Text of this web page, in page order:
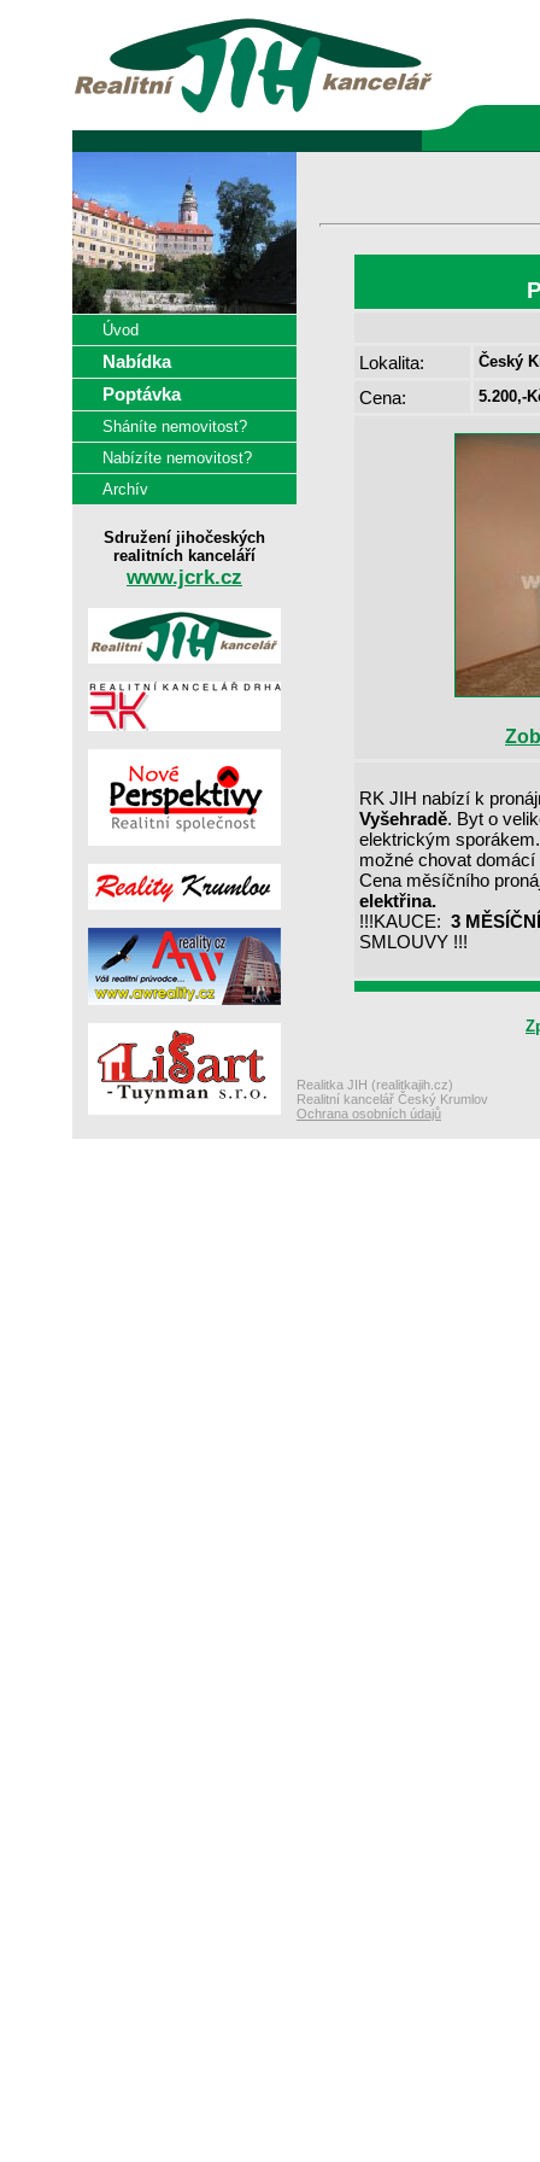
Úvod
Nabídka
Poptávka
Sháníte nemovitost?
Nabízíte nemovitost?
Archív
Sdružení jihočeských
realitních kanceláří
www.jcrk.cz
Lokalita: Český
Cena: 5.200,-
RK JIH nabízí k
Vyšehradě. Byt o
elektrickým
možné chovat
Cena měsíčního
elektřina.
!!!KAUCE: 3
SMLOUVY !!!
Realitka JIH (realitkajih.cz)
Realitní kancelář Český Krumlov
Ochrana osobních údajů